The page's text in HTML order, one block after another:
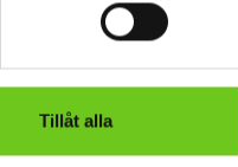
Tillåt alla
i Norge. Hon
som